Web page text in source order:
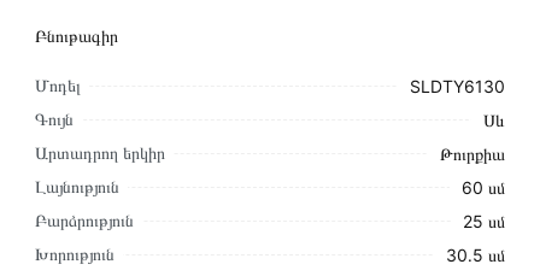
Բնութագիր
Մոդել
SLDTY6130
Գույն
Սև
Արտադրող երկիր
Թուրքիա
Լայնություն
60 սմ
Բարձրություն
25 սմ
Խորություն
30․5 սմ